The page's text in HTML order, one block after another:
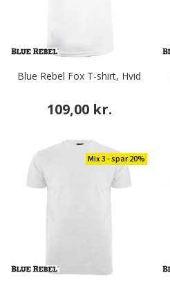
Blue Rebel Fox T-shirt, Hvid
109,00 kr.
Mix 3 - spar 20%